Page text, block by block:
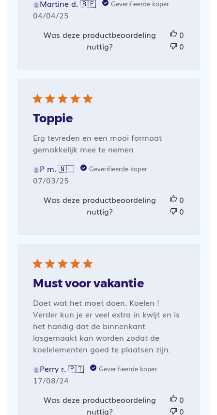
Martine d. 🇧🇪
Geverifieerde koper
Publicatiedatum
04/04/25
Was deze productbeoordeling
nuttig?
0
0
Toppie
Erg tevreden en een mooi formaat
gemakkelijk mee te nemen
P m. 🇳🇱
Geverifieerde koper
Publicatiedatum
07/03/25
Was deze productbeoordeling
nuttig?
0
0
Must voor vakantie
Doet wat het moet doen. Koelen !
Verder kun je er veel extra in kwijt en is
het handig dat de binnenkant
losgemaakt kan worden zodat de
koelelementen goed te plaatsen zijn.
Perry r. 🇵🇹
Geverifieerde koper
Publicatiedatum
17/08/24
Was deze productbeoordeling
nuttig?
0
0